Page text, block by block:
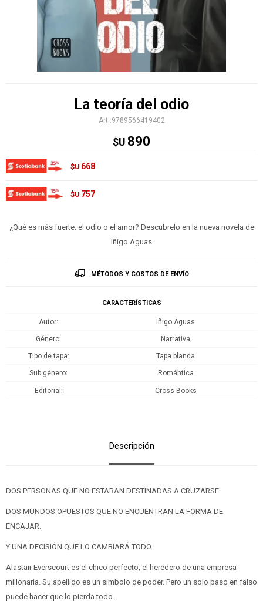
La teoría del odio
9789566419402
$U 890
$U 668
$U 757
¿Qué es más fuerte: el odio o el amor? Descubrelo en la nueva novela de
Iñigo Aguas
MÉTODOS Y COSTOS DE ENVÍO
CARACTERÍSTICAS
Autor Iñigo Aguas
Género Narrativa
Tipo de tapa Tapa blanda
Sub género Romántica
Editorial Cross Books
Descripción
DOS PERSONAS QUE NO ESTABAN DESTINADAS A CRUZARSE.
DOS MUNDOS OPUESTOS QUE NO ENCUENTRAN LA FORMA DE
ENCAJAR.
Y UNA DECISIÓN QUE LO CAMBIARÁ TODO.
Alastair Everscourt es el chico perfecto, el heredero de una empresa
millonaria. Su apellido es un símbolo de poder. Pero un solo paso en falso
puede hacer que lo pierda todo.